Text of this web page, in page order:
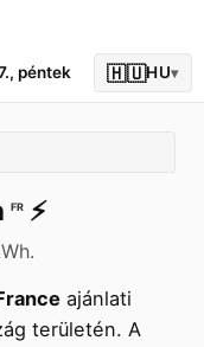
péntek 🇭🇺HU▾
FR ⚡️
ajánlati
területén. A